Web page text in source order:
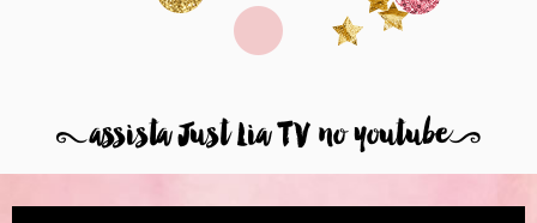
8assista Just Lia TV no youtube9